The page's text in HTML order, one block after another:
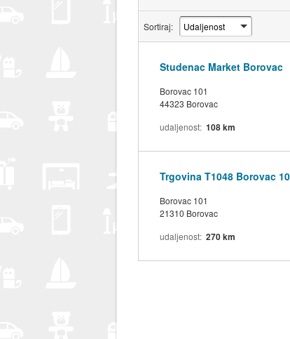
Sortiraj:
Studenac Market Borovac
Borovac 101
44323 Borovac
udaljenost 108 km
Trgovina T1048 Borovac
Borovac 101
21310 Borovac
udaljenost 270 km